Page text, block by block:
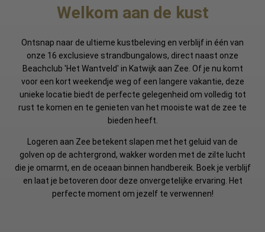
Welkom aan de kust
Ontsnap naar de ultieme kustbeleving en verblijf in één van
onze 16 exclusieve strandbungalows, direct naast onze
Beachclub 'Het Wantveld' in Katwijk aan Zee. Of je nu komt
voor een kort weekendje weg of een langere vakantie, deze
unieke locatie biedt de perfecte gelegenheid om volledig tot
rust te komen en te genieten van het mooiste wat de zee te
bieden heeft.
Logeren aan Zee betekent slapen met het geluid van de
golven op de achtergrond, wakker worden met de zilte lucht
die je omarmt, en de oceaan binnen handbereik. Boek je verblijf
en laat je betoveren door deze onvergetelijke ervaring. Het
perfecte moment om jezelf te verwennen!